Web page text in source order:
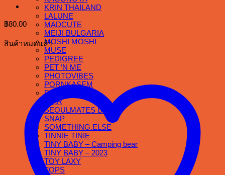
KRIN THAILAND
LALUNE
MADCUTE
MEIJI BULGARIA
MOSHI MOSHI
MUSE
PEDIGREE
PET ‘N ME
PHOTOVIBES
PORNKASEM
PURICAS
.RAR
SEOULMATES BKK
SNAP
SOMETHING.ELSE
TINNIE TINIE
TINY BABY – Camping bear
TINY BABY – 2023
TOY LAXY
TOPS
฿80.00
สินค้าหมดแล้ว